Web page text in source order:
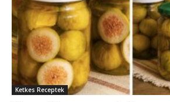
Ketkes Receptek